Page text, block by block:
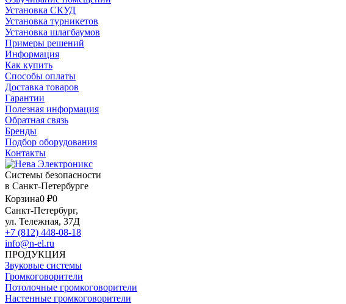
Установка СКУД
Установка турникетов
Установка шлагбаумов
Примеры решений
Информация
Как купить
Способы оплаты
Доставка товаров
Гарантии
Полезная информация
Обратная связь
Бренды
Подбор оборудования
Контакты
Системы безопасности
в Санкт-Петербурге
Корзина0 ₽0
Санкт-Петербург,
ул. Тележная, 37Д
+7 (812) 448-08-18
info@n-el.ru
ПРОДУКЦИЯ
Звуковые системы
Громкоговорители
Потолочные громкоговорители
Настенные громкоговорители